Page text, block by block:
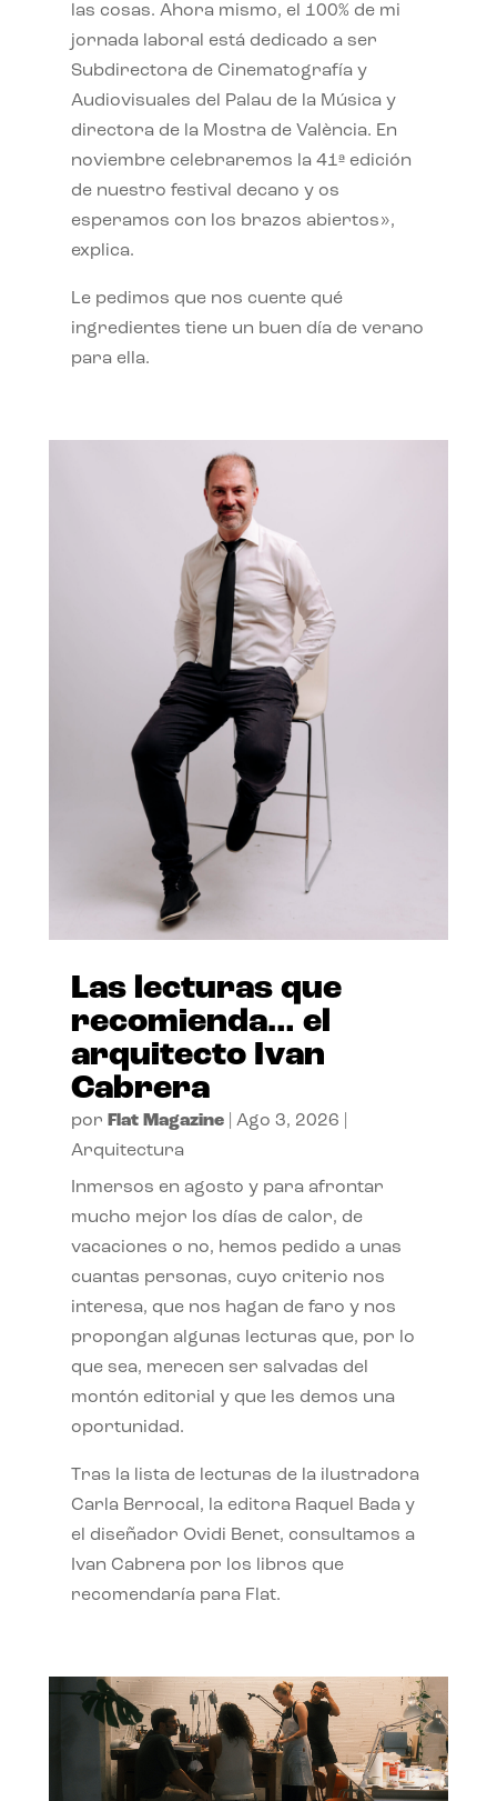
las cosas. Ahora mismo, el 100% de mi
jornada laboral está dedicado a ser
Subdirectora de Cinematografía y
Audiovisuales del Palau de la Música y
directora de la Mostra de València. En
noviembre celebraremos la 41ª edición
de nuestro festival decano y os
esperamos con los brazos abiertos»,
explica.
Le pedimos que nos cuente qué
ingredientes tiene un buen día de verano
para ella.
Las lecturas que
recomienda… el
arquitecto Ivan
Cabrera
por Flat Magazine| Ago 3, 2026
Arquitectura
Inmersos en agosto y para afrontar
mucho mejor los días de calor, de
vacaciones o no, hemos pedido a unas
cuantas personas, cuyo criterio nos
interesa, que nos hagan de faro y nos
propongan algunas lecturas que, por lo
que sea, merecen ser salvadas del
montón editorial y que les demos una
oportunidad.
Tras la lista de lecturas de la ilustradora
Carla Berrocal, la editora Raquel Bada y
el diseñador Ovidi Benet, consultamos a
Ivan Cabrera por los libros que
recomendaría para Flat.